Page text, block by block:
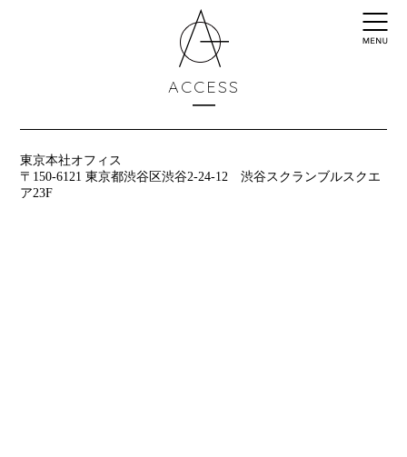
ACCESS
東京本社オフィス
〒150-6121東京都渋谷区渋谷2-24-12 渋谷スクランブルスクエ
ア23F